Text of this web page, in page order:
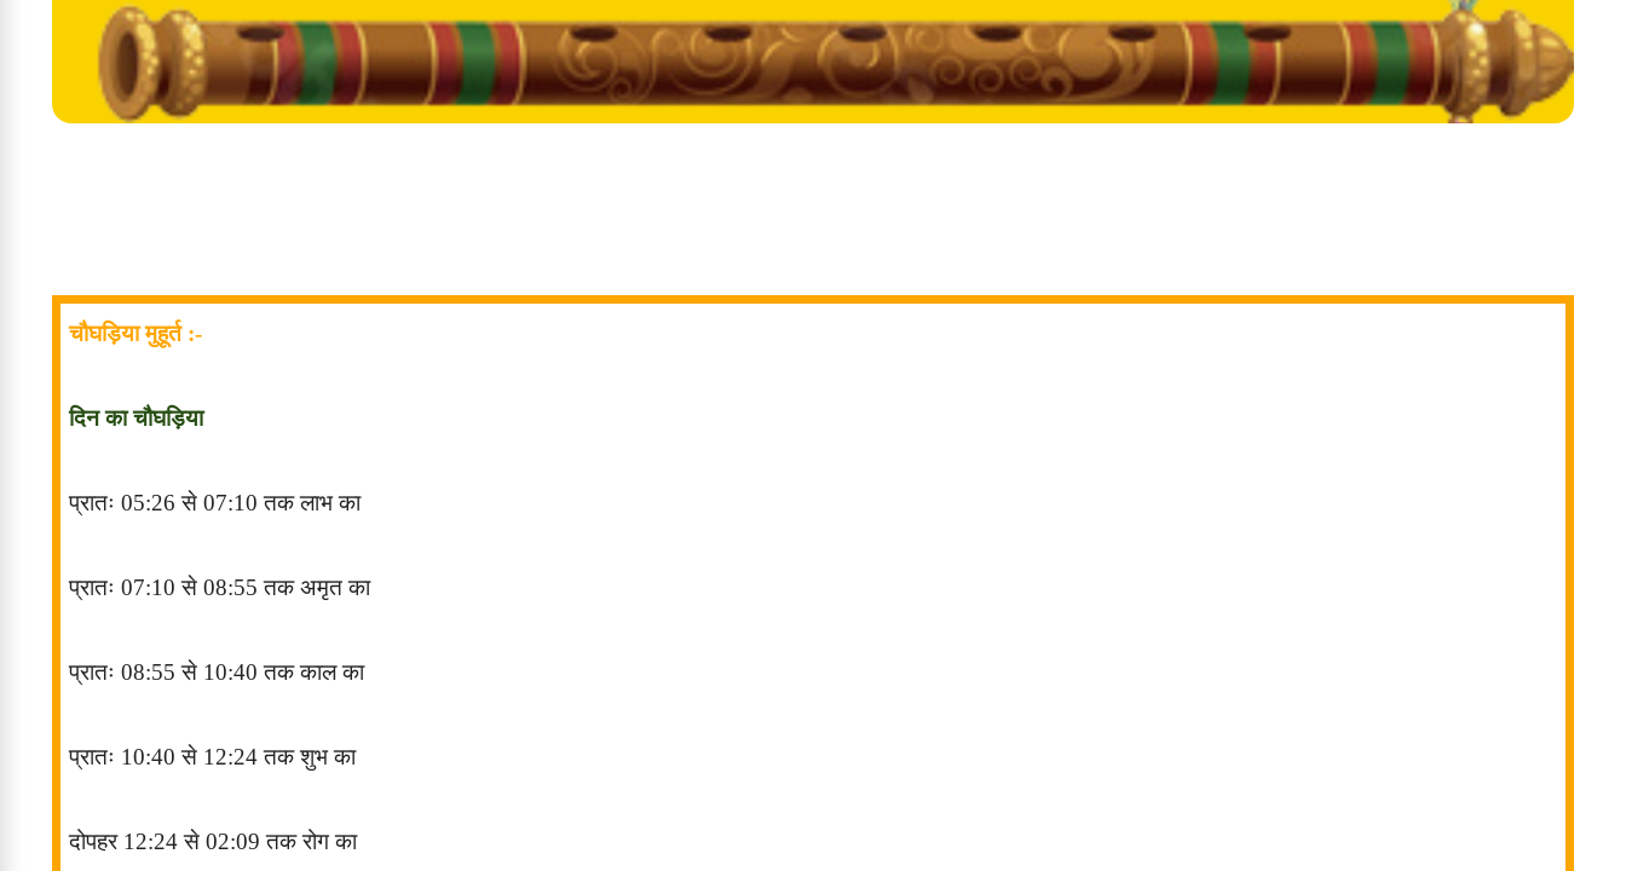
चौघड़िया मुहूर्त :-
दिन का चौघड़िया
प्रातः 05:26से 07:10 तक लाभ का
प्रातः 07:10से 08:55तक अमृत का
प्रातः 08:55से 10:40तक काल का
प्रातः 10:40से 12:24तक शुभ का
दोपहर 12:24से 02:09तक रोग का